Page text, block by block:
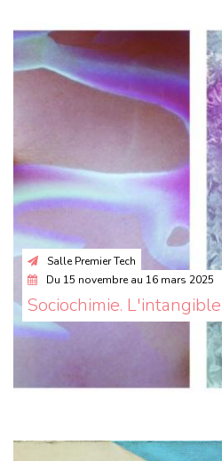
Salle Premier Tech
Du 15 novembreau 16 mars 2025
Sociochimie.